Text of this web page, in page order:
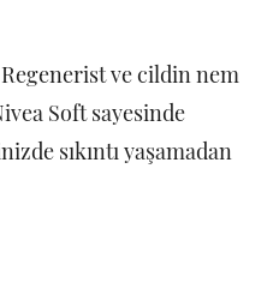
ve cildin nem
Soft sayesinde
sıkıntı yaşamadan